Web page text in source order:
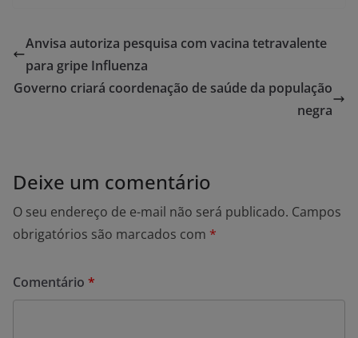
Anvisa autoriza pesquisa com vacina tetravalente
para gripe Influenza
Governo criará coordenação de saúde da população
negra
Deixe um comentário
O seu endereço de e-mail não será publicado. Campos
obrigatórios são marcados com *
Comentário *